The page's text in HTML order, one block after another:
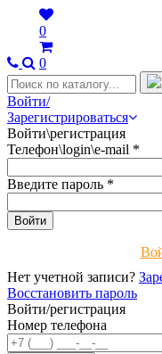
0
0
Войти/
Зарегистрироваться
Войти\регистрация
Телефон\login\e-mail *
Введите пароль *
Нет учетной записи?
Восстановить пароль
Войти/регистрация
Номер телефона